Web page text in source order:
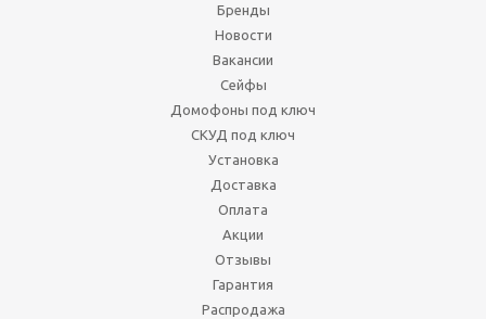
Бренды
Новости
Вакансии
Сейфы
Домофоны под ключ
СКУД под ключ
Установка
Доставка
Оплата
Акции
Отзывы
Гарантия
Распродажа